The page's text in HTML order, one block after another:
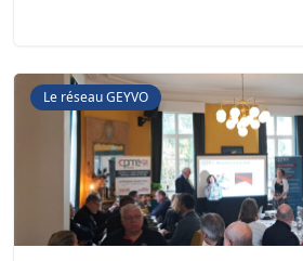
Le réseau GEYVO